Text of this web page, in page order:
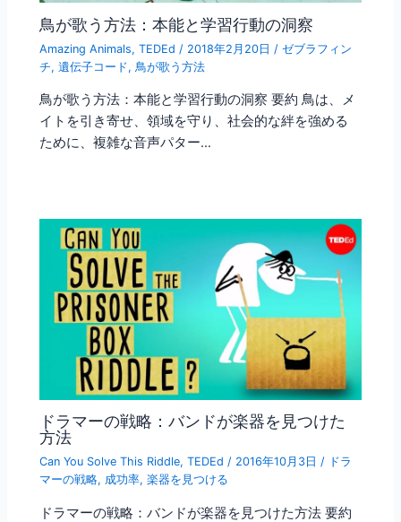
鳥が歌う方法：本能と学習行動の洞察
Amazing Animals,TEDEd / 2018年2月20日 /ゼブラフィン
チ,遺伝子コード, 鳥が歌う方法
鳥が歌う方法：本能と学習行動の洞察 要約 鳥は、メ
イトを引き寄せ、領域を守り、社会的な絆を強める
ために、複雑な音声パター…
ドラマーの戦略：バンドが楽器を見つけた
方法
Can You Solve This Riddle,TEDEd / 2016年10月3日/ ドラ
マーの戦略, 成功率,楽器を見つける
ドラマーの戦略：バンドが楽器を見つけた方法 要約